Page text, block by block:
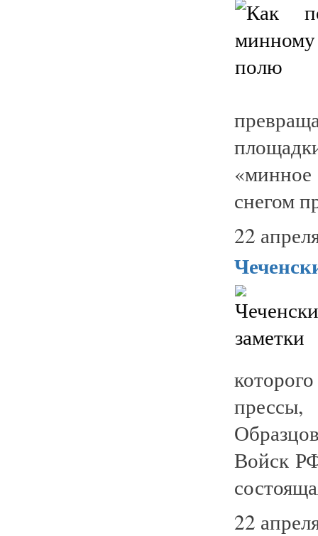
снегом
22
прессы,
Войск
22